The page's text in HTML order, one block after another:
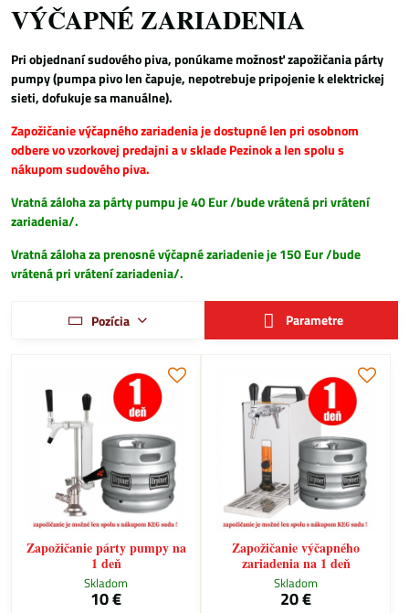
VÝČAPNÉ ZARIADENIA
Pri objednaní sudového piva, ponúkame možnosť zapožičania párty
pumpy (pumpa pivo len čapuje, nepotrebuje pripojenie k elektrickej
sieti, dofukuje sa manuálne).
Zapožičanie výčapného zariadenia je dostupné len pri osobnom
odbere vo vzorkovej predajni a v sklade Pezinok a len spolu s
nákupom sudového piva.
Vratná záloha za párty pumpu je 40 Eur /bude vrátená pri vrátení
zariadenia/.
Vratná záloha za prenosné výčapné zariadenie je 150 Eur /bude
vrátená pri vrátení zariadenia/.
Pozícia Parametre
Zapožičanie párty pumpy na
1 deň
Skladom
10 €
Zapožičanie výčapného
zariadenia na 1 deň
Skladom
20 €